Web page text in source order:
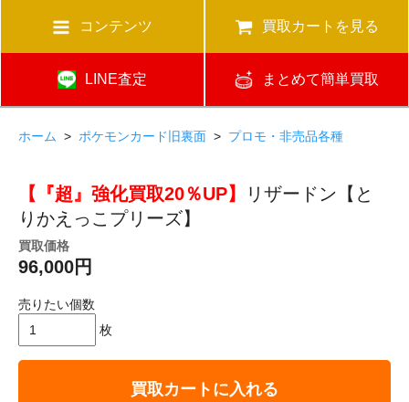
コンテンツ 買取カートを見る
LINE査定 まとめて簡単買取
ホーム > ポケモンカード旧裏面 > プロモ・非売品各種
【『超』強化買取20％UP】
リザードン【と
りかえっこプリーズ】
買取価格
96,000円
売りたい個数
枚
買取カートに入れる